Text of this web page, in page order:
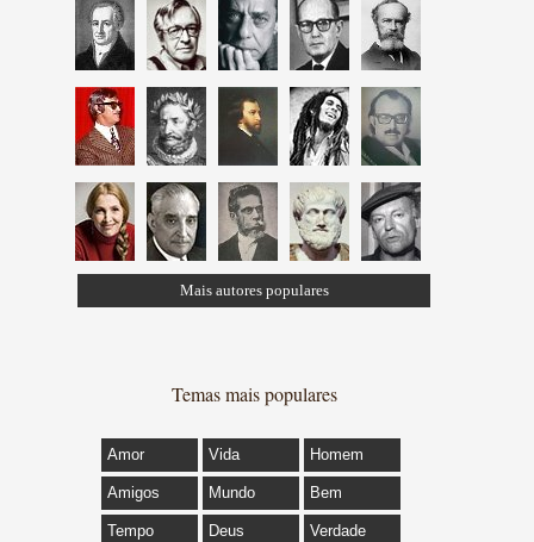
Mais autores populares
Temas mais populares
Amor Vida Homem
Amigos Mundo Bem
Tempo Deus Verdade